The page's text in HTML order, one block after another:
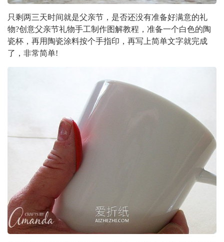
只剩两三天时间就是父亲节，是否还没有准备好满意的礼
物?创意父亲节礼物手工制作图解教程，准备一个白色的陶
瓷杯，再用陶瓷涂料按个手指印，再写上简单文字就完成
了，非常简单!